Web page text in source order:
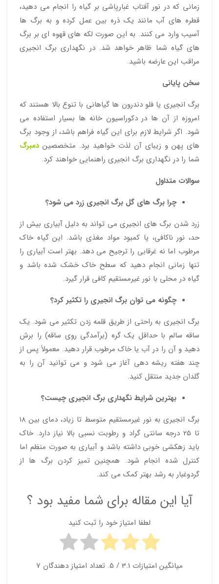
زمانی که در نور آفتاب غبارپاشی بر گیاه را انجام می دهید،
قطره های آب مانند یک ذره بین عمل کرده و به برگ ها
آسیب وارد می کنند. به این صورت لکه های قهوه ای بر برگ
های گیاه شما ظاهر خواهد شد. در نگهداری برگ انجیری
مراقب این عارضه باشید.
سخن پایانی
برگ انجیری یا فلو دندرون ها گیاهانی با تنوع بالا هستند که
امروزه از آن ها در دکوراسیون خانه ها بسیار استفاده می
شود. اگر شرایط لازم برای این گیاه فراهم باشد، از وجود برگ
های پهن و زیبای آن لذت خواهید برد. متخصصین دمبرگ
شما را در نگهداری برگ انجیری راهنمایی خواهند کرد.
سوالات متداول
چرا برگ‌ های گل برگ انجیری زرد می‌ شود؟
زرد شدن برگ‌ های انجیری می‌ تواند به دلیل آبیاری بیش از
حد، نور ناکافی، یا کمبود مواد مغذی باشد. این گیاه خاک
مرطوب اما نه غرقابی را ترجیح می‌ دهد. بهتر است آبیاری را
تنها زمانی انجام دهید که سطح خاک خشک شده باشد و
گیاه در محلی با نور غیرمستقیم کافی قرار گیرد.
چگونه می‌ توان برگ انجیری را تکثیر کرد؟
برگ انجیری به راحتی از طریق قلمه زدن تکثیر می‌ شود. یک
ساقه سالم با حداقل یک گره (برآمدگی روی ساقه) را برش
دهید و آن را در آب یا خاک مرطوب قرار دهید. معمولاً پس از
چند هفته ریشه‌ دهی آغاز می‌ شود و می‌ توانید آن را به
گلدان جدید منتقل کنید.
بهترین شرایط نگهداری برگ انجیری چیست؟
برگ انجیری به نور غیرمستقیم متوسط تا زیاد، دمای بین 18
تا 25 درجه سانتی‌ گراد و رطوبت نسبی بالا نیاز دارد. خاک
باید زهکشی خوبی داشته باشد و آبیاری به صورت منظم اما
کنترل‌ شده انجام شود. همچنین تمیز کردن برگ‌ ها از
گردوغبار به رشد بهتر کمک می‌ کند.
آیا این مقاله برای شما مفید بود ؟
لطفا امتیاز خود را ثبت کنید
میانگین امتیازات 3.1 / 5. تعداد امتیاز دهندگان 7